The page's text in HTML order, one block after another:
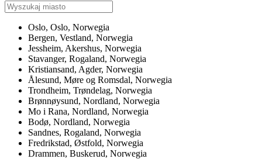
Oslo, Oslo, Norwegia
Bergen, Vestland, Norwegia
Jessheim, Akershus, Norwegia
Stavanger, Rogaland, Norwegia
Kristiansand, Agder, Norwegia
Ålesund, Møre og Romsdal, Norwegia
Trondheim, Trøndelag, Norwegia
Brønnøysund, Nordland, Norwegia
Mo i Rana, Nordland, Norwegia
Bodø, Nordland, Norwegia
Sandnes, Rogaland, Norwegia
Fredrikstad, Østfold, Norwegia
Drammen, Buskerud, Norwegia